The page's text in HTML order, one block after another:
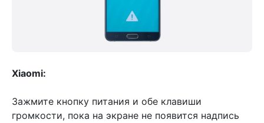
Xiaomi:
Зажмите кнопку питания и обе клавиши
громкости, пока на экране не появится надпись